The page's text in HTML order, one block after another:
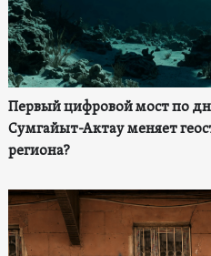
Первый цифровой мост по
Сумгайыт-Актау меняет
региона?